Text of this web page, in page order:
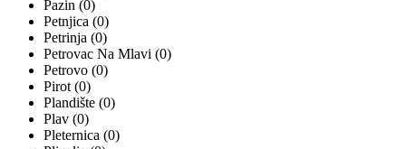
Pazin (0)
Petnjica (0)
Petrinja (0)
Petrovac Na Mlavi (0)
Petrovo (0)
Pirot (0)
Plandište (0)
Plav (0)
Pleternica (0)